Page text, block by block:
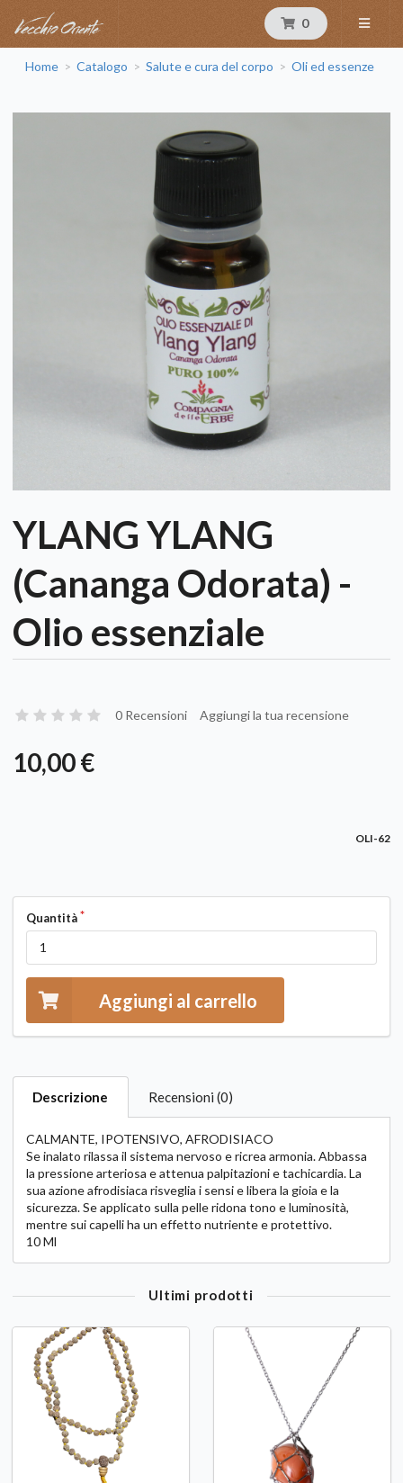
0
Home > Catalogo > Salute e cura del corpo > Oli ed essenze
YLANG YLANG
(Cananga Odorata) -
Olio essenziale
0 Recensioni Aggiungi la tua recensione
10,00 €
OLI-62
Quantità
Aggiungi al carrello
Descrizione Recensioni (0)
CALMANTE, IPOTENSIVO, AFRODISIACO
Se inalato rilassa il sistema nervoso e ricrea armonia. Abbassa
la pressione arteriosa e attenua palpitazioni e tachicardia. La
sua azione afrodisiaca risveglia i sensi e libera la gioia e la
sicurezza. Se applicato sulla pelle ridona tono e luminosità,
mentre sui capelli ha un effetto nutriente e protettivo.
10 Ml
Ultimi prodotti